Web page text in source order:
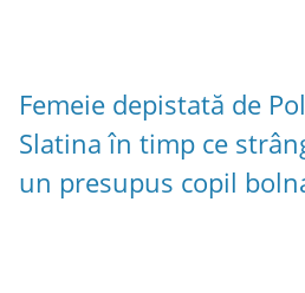
Femeie depistată de
Slatina în timp ce
un presupus copil